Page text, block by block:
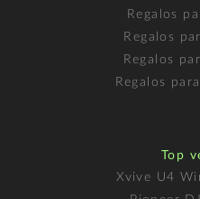
Regalos
Regalos
Regalos
Regalos
Top
Xvive U4